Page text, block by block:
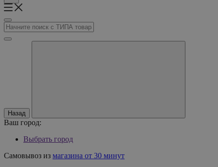
Назад
Ваш город:
Выбрать город
Самовывоз из магазина от 30 минут